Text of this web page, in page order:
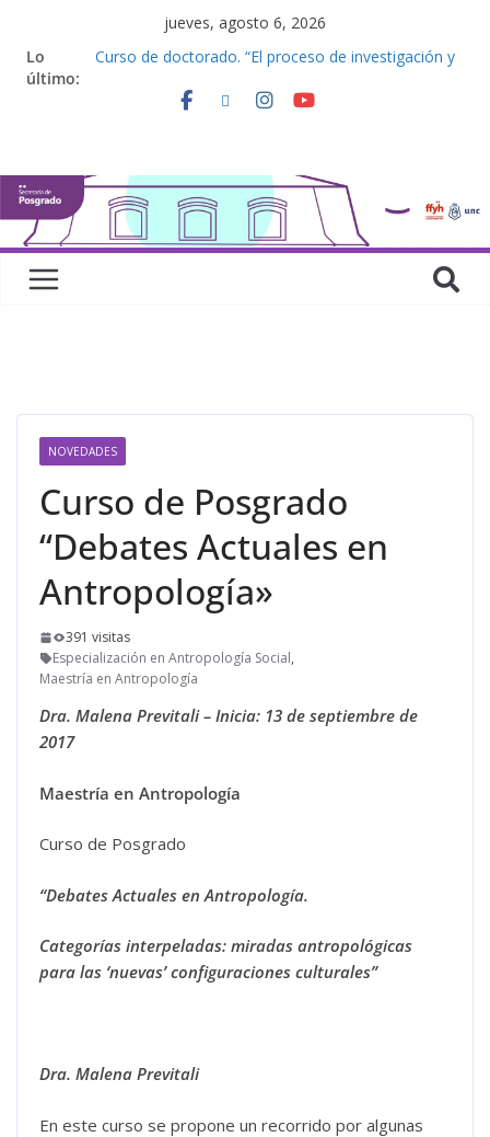
jueves, agosto 6, 2026
Lo
último:
Curso de doctorado. “El proceso de investigación y
Curso de posgrado. Inglés. “Nivel 1”
Curso de doctorado. “Lógicas no clásicas desde
una perspectiva algebraica”
NOVEDADES
Curso de Posgrado
“Debates Actuales en
Antropología»
391 visitas
Especialización en Antropología Social,
Maestría en Antropología
Dra. Malena Previtali – Inicia: 13 de septiembre de
2017
Maestría en Antropología
Curso de Posgrado
“Debates Actuales en Antropología.
Categorías interpeladas: miradas antropológicas
para las ‘nuevas’ configuraciones culturales”
Dra. Malena Previtali
En este curso se propone un recorrido por algunas